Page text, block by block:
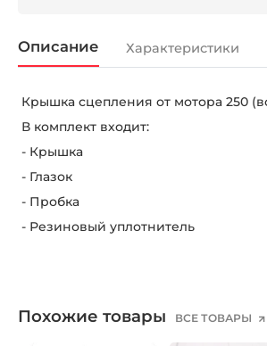
Описание Характеристики
Крышка сцепления от мотора 250
В комплект входит:
- Крышка
- Глазок
- Пробка
- Резиновый уплотнитель
Похожие товары ВСЕ ТОВАРЫ